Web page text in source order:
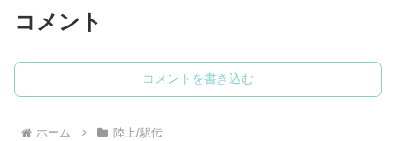
コメント
コメントを書き込む
ホーム 陸上/駅伝